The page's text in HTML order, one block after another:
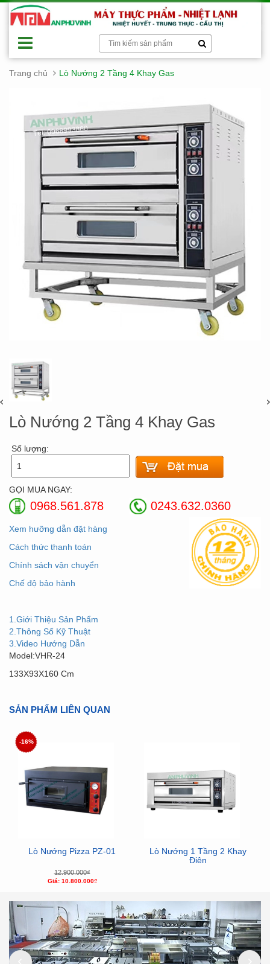
Trang chủ Lò Nướng 2 Tầng 4 Khay Gas
Lò Nướng 2 Tầng 4 Khay Gas
Số lượng:
GỌI MUA NGAY:
0968.561.878 0243.632.0360
Xem hưỡng dẫn đặt hàng
Cách thức thanh toán
Chính sách vận chuyển
Chế độ bảo hành
1.Giới Thiệu Sản Phẩm
2.Thông Số Kỹ Thuật
3.Video Hướng Dẫn
Model:VHR-24
133X93X160 Cm
SẢN PHẨM LIÊN QUAN
Lò Nướng Pizza PZ-01
12.900.000₫
Giá: 10.800.000₫
-16%
Lò Nướng 1 Tầng 2 Khay
Điện